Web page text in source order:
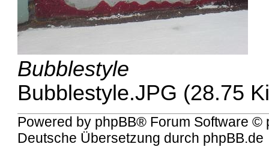
Bubblestyle
Bubblestyle.JPG (28.75
Powered by phpBB® Forum Software ©
Deutsche Übersetzung durch phpBB.de